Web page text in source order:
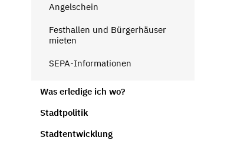
Angelschein
Festhallen und Bürgerhäuser
mieten
SEPA-Informationen
Was erledige ich wo?
Stadtpolitik
Stadtentwicklung